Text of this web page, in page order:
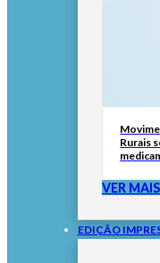
Rurais
VER MAIS
EDIÇÃO